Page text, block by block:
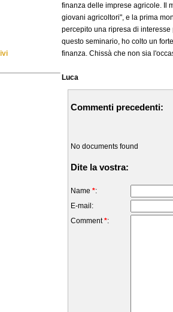
finanza delle imprese agricole. Il
giovani agricoltori", e la prima
percepito una ripresa di
questo seminario, ho colto un
finanza. Chissà che non sia
Luca
Commenti precedenti:
No documents found
Dite la vostra:
Name *:
E-mail:
Comment*: